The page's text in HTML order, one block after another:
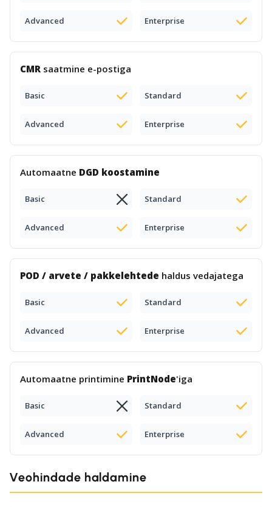
Advanced Enterprise
CMR saatmine e-postiga
Basic Standard
Advanced Enterprise
Automaatne DGD koostamine
Basic Standard
Advanced Enterprise
POD / arvete / pakkelehtede haldus vedajatega
Basic Standard
Advanced Enterprise
Automaatne printimine PrintNode'iga
Basic Standard
Advanced Enterprise
Veohindade haldamine